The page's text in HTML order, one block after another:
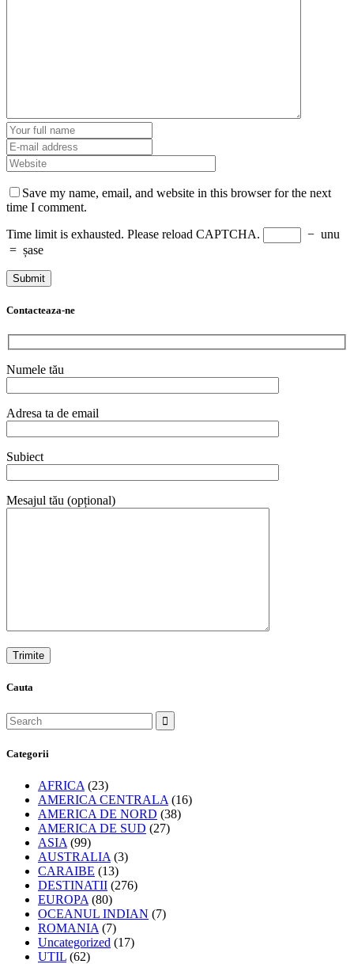
Save my name, email, and website in this browser for the next
time I comment.
Time limit is exhausted. Please reload CAPTCHA.
− unu
= șase
Contacteaza-ne
Numele tău
Adresa ta de email
Subiect
Mesajul tău (opțional)
Cauta
Categorii
AFRICA (23)
AMERICA CENTRALA (16)
AMERICA DE NORD (38)
AMERICA DE SUD (27)
ASIA (99)
AUSTRALIA (3)
CARAIBE (13)
DESTINATII (276)
EUROPA (80)
OCEANUL INDIAN (7)
ROMANIA (7)
Uncategorized (17)
UTIL (62)